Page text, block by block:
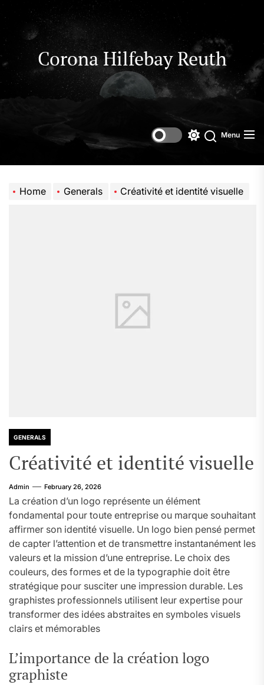
to
content
Corona Hilfebay Reuth
SwitchSearch
Menu
Home Generals Créativité et identité visuelle
GENERALS
Créativité et identité visuelle
Admin February 26, 2026
La création d’un logo représente un élément
fondamental pour toute entreprise ou marque souhaitant
affirmer son identité visuelle. Un logo bien pensé permet
de capter l’attention et de transmettre instantanément les
valeurs et la mission d’une entreprise. Le choix des
couleurs, des formes et de la typographie doit être
stratégique pour susciter une impression durable. Les
graphistes professionnels utilisent leur expertise pour
transformer des idées abstraites en symboles visuels
clairs et mémorables
L’importance de la création logo
graphiste